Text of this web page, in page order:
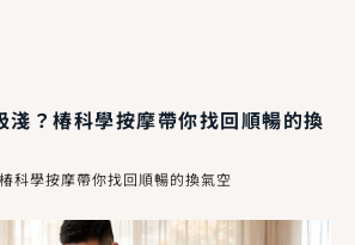
淺？椿科學按摩帶你找回順暢的換
科學按摩帶你找回順暢的換氣空